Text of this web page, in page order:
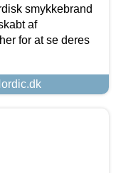
smykkebrand
af
for at se deres